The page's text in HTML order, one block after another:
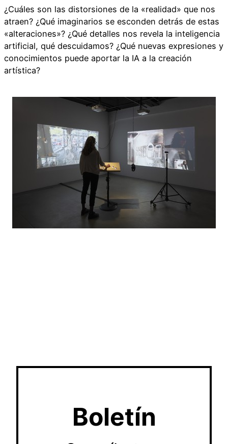
¿Cuáles son las distorsiones de la «realidad» que nos
atraen? ¿Qué imaginarios se esconden detrás de estas
«alteraciones»? ¿Qué detalles nos revela la inteligencia
artificial, qué descuidamos? ¿Qué nuevas expresiones y
conocimientos puede aportar la IA a la creación
artística?
Boletín